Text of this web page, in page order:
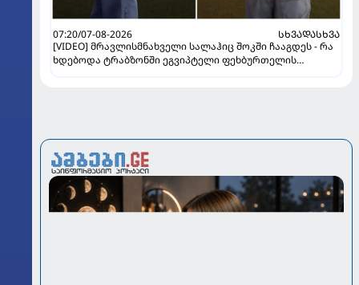
07:20/07-08-2026
ᲡᲮᲕᲐᲓᲐᲡᲮᲕᲐ
[VIDEO] მრავლისმნახველი სალაჰიც შოკში ჩააგდეს - რა
ხდებოდა ტრაბზონში ეგვიპტელი ფეხბურთელის